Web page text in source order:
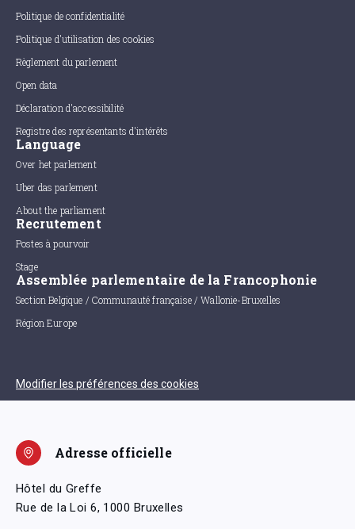
Politique de confidentialité
Politique d'utilisation des cookies
Règlement du parlement
Open data
Déclaration d'accessibilité
Registre des représentants d'intérêts
Language
Over het parlement
Uber das parlement
About the parliament
Recrutement
Postes à pourvoir
Stage
Assemblée parlementaire de la Francophonie
Section Belgique / Communauté française / Wallonie-Bruxelles
Région Europe
Modifier les préférences des cookies
Adresse officielle
Hôtel du Greffe
Rue de la Loi 6, 1000 Bruxelles